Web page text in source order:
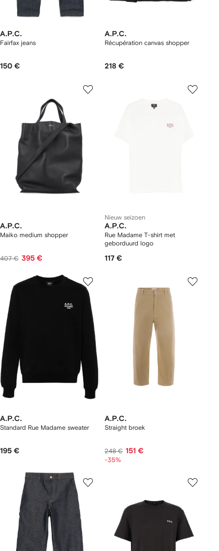
A.P.C.
Fairfax jeans
150 €
A.P.C.
Récupération canvas shopper
218 €
A.P.C.
Maiko medium shopper
407 € 395 €
Nieuw seizoen
A.P.C.
Rue Madame T-shirt met
geborduurd logo
117 €
A.P.C.
Standard Rue Madame sweater
195 €
A.P.C.
Straight broek
248 € 151 €
-35%